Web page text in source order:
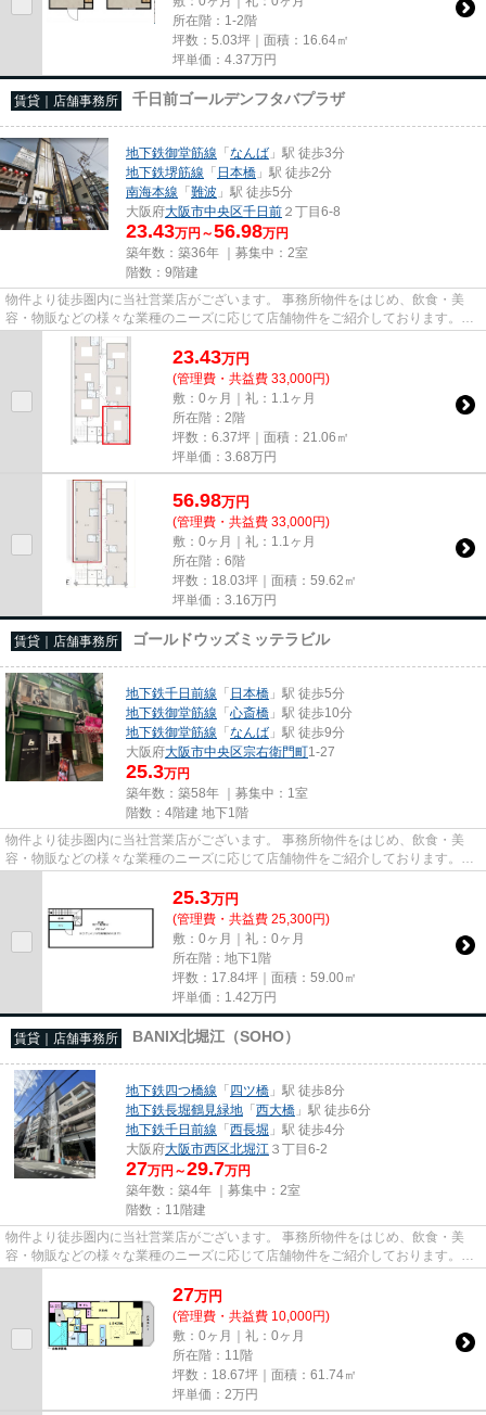
所在階：1-2階
坪数：5.03坪｜面積：16.64㎡
坪単価： 4.37万円
賃貸｜店舗事務所 千日前ゴールデンフタバプラザ
地下鉄御堂筋線 「なんば 」駅 徒歩3分
地下鉄堺筋線 「 日本橋 」駅 徒歩2分
南海本線 「難波 」駅 徒歩5分
大阪府大阪市中央区千日前 ２丁目6-8
23.43万円～56.98万円
築年数：築36年 ｜募集中： 2室
階数：9階建
物件より徒歩圏内に当社営業店がございます。 事務所物件をはじめ、飲食・美
容・物販などの様々な業種のニーズに応じて店舗物件をご紹介しております。
尚、弊社ではおとり広告は一切...
23.43万円
(管理費・共益費 33,000円)
敷：0ヶ月｜礼：1.1ヶ月
所在階：2階
坪数：6.37坪｜面積：21.06㎡
坪単価： 3.68万円
56.98万円
(管理費・共益費 33,000円)
敷：0ヶ月｜礼：1.1ヶ月
所在階：6階
坪数：18.03坪｜面積：59.62㎡
坪単価： 3.16万円
賃貸｜店舗事務所 ゴールドウッズミッテラビル
地下鉄千日前線 「 日本橋 」駅 徒歩5分
地下鉄御堂筋線 「心斎橋 」駅 徒歩10分
地下鉄御堂筋線 「なんば 」駅 徒歩9分
大阪府大阪市中央区宗右衛門町1-27
25.3万円
築年数：築58年 ｜募集中： 1室
階数：4階建 地下1階
物件より徒歩圏内に当社営業店がございます。 事務所物件をはじめ、飲食・美
容・物販などの様々な業種のニーズに応じて店舗物件をご紹介しております。
尚、弊社ではおとり広告は一切...
25.3万円
(管理費・共益費 25,300円)
敷：0ヶ月｜礼：0ヶ月
所在階：地下1階
坪数：17.84坪｜面積：59.00㎡
坪単価： 1.42万円
賃貸｜店舗事務所 BANIX北堀江（SOHO）
地下鉄四つ橋線 「四ツ橋 」駅 徒歩8分
地下鉄長堀鶴見緑地 「西大橋 」駅 徒歩6分
地下鉄千日前線 「西長堀 」駅 徒歩4分
大阪府大阪市西区北堀江 ３丁目6-2
27万円～29.7万円
築年数：築4年 ｜募集中： 2室
階数：11階建
物件より徒歩圏内に当社営業店がございます。 事務所物件をはじめ、飲食・美
容・物販などの様々な業種のニーズに応じて店舗物件をご紹介しております。
尚、弊社ではおとり広告は一切...
27万円
(管理費・共益費 10,000円)
敷：0ヶ月｜礼：0ヶ月
所在階：11階
坪数：18.67坪｜面積：61.74㎡
坪単価： 2万円